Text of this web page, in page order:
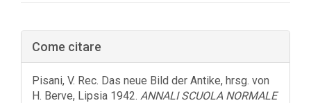
Barra
laterale
dell'articolo
Come citare
Pisani, V. Rec. Das neue Bild der Antike, hrsg. von
H. Berve, Lipsia 1942. ANNALI SCUOLA NORMALE